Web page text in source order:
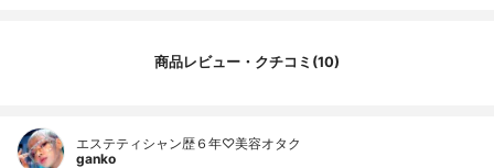
商品レビュー・クチコミ(10)
エステティシャン歴６年♡美容オタク
ganko